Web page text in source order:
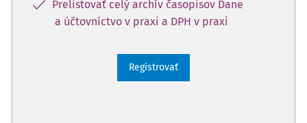
Prelistovať celý archív časopisov Dane
a účtovníctvo v praxi a DPH v praxi
Registrovať